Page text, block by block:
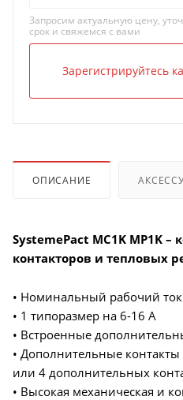
Запросим актуальную цену,
срок и свяжемся с вами
Зарегистрируйтесь
ОПИСАНИЕ
SystemePact MC1K MP1K –
контакторов и тепловых
• Номинальный рабочий
• 1 типоразмер на 6-16 А
• Встроенные
• Дополнительные
или 4 дополнительных
• Высокая механическая и